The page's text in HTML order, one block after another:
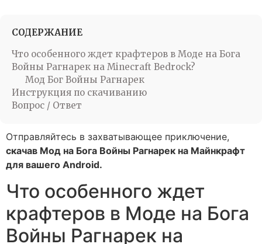
СОДЕРЖАНИЕ
Что особенного ждет крафтеров в Моде на Бога
Войны Рагнарек на Minecraft Bedrock?
Мод Бог Войны Рагнарек
Инструкция по скачиванию
Вопрос / Ответ
Отправляйтесь в захватывающее приключение,
скачав Мод на Бога Войны Рагнарек на Майнкрафт
для вашего Android.
Что особенного ждет
крафтеров в Моде на Бога
Войны Рагнарек на